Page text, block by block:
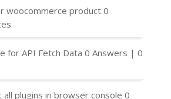
woocommerce product 0
for API Fetch Data 0 Answers | 0
all plugins in browser console 0